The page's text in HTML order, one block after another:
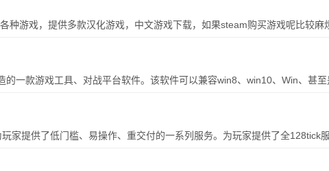
游戏，提供多款汉化游戏，中文游戏下载，如果steam购买游戏呢比较麻
一款游戏工具、对战平台软件。该软件可以兼容win8、win10、Win、甚
家提供了低门槛、易操作、重交付的一系列服务。为玩家提供了全128tick